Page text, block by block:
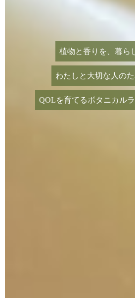
植物と香りを、暮ら
わたしと大切な人の
QOLを育てるボタニカル